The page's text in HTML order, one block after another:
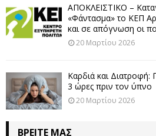
ΑΠΟΚΛΕΙΣΤΙΚΟ –
«Φάντασμα» το ΚΕΠ
και σε απόγνωση οι
20 Μαρτίου 2026
Καρδιά και Διατροφή:
3 ώρες πριν τον ύπνο
20 Μαρτίου 2026
ΒΡΕΊΤΕ ΜΑΣ